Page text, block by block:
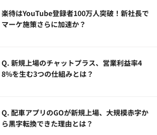
楽待はYouTube登録者100万人突破！新社長で
マーケ施策さらに加速か？
Q. 新規上場のチャットプラス、営業利益率4
8%を生む3つの仕組みとは？
Q. 配車アプリのGOが新規上場、大規模赤字か
ら黒字転換できた理由とは？